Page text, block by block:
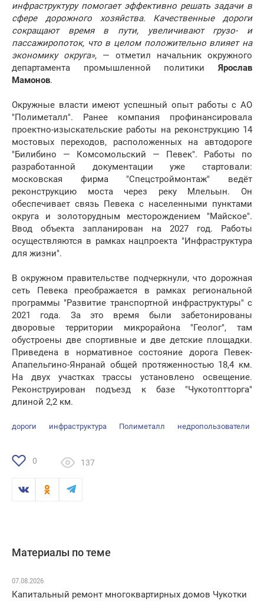
инфраструктуру помогает эффективно решать задачи в
сфере дорожного хозяйства. Качественные дороги
сокращают время в пути, увеличивают грузо- и
пассажиропоток, что в целом положительно влияет на
экономику округа», — отметил начальник окружного
департамента промышленной политики Ярослав
Мамонов.
Окружные власти имеют успешный опыт работы с АО
"Полиметалл". Ранее компания профинансировала
проектно-изыскательские работы на реконструкцию 14
мостовых переходов, расположенных на автодороге
"Билибино — Комсомольский — Певек". Работы по
разработанной документации уже стартовали:
московская фирма "Спецстроймонтаж" ведёт
реконструкцию моста через реку Млельын. Он
обеспечивает связь Певека с населенными пунктами
округа и золоторудным месторождением "Майское".
Ввод объекта запланирован на 2027 год. Работы
осуществляются в рамках нацпроекта "Инфраструктура
для жизни".
В окружном правительстве подчеркнули, что дорожная
сеть Певека преображается в рамках региональной
программы "Развитие транспортной инфраструктуры" с
2021 года. За это время были забетонированы
дворовые территории микрорайона "Геолог", там
обустроены две спортивные и две детские площадки.
Приведена в нормативное состояние дорога Певек-
Апапельгино-Янранай общей протяженностью 18,4 км.
На двух участках трассы установлено освещение.
Реконструирован подъезд к базе "Чукотоптторга"
длиной 2,2 км.
дороги инфраструктура Полиметалл недропользователи
0 137
Материалы по теме
07.08.2026
Капитальный ремонт многоквартирных домов Чукотки